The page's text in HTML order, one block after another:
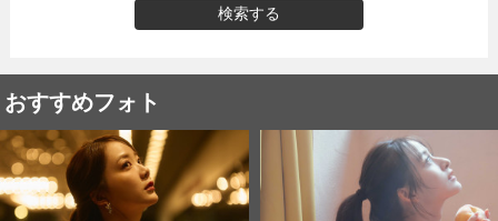
検索する
おすすめフォト